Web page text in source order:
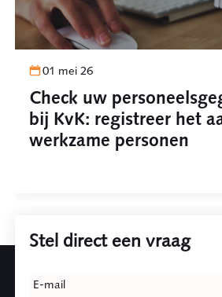
01 mei 26
Check uw
bij KvK: registreer het
werkzame personen
Stel direct een vraag
this
E-mail